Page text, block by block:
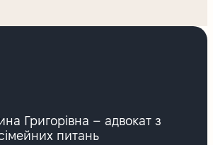
Григорівна – адвокат з
питань